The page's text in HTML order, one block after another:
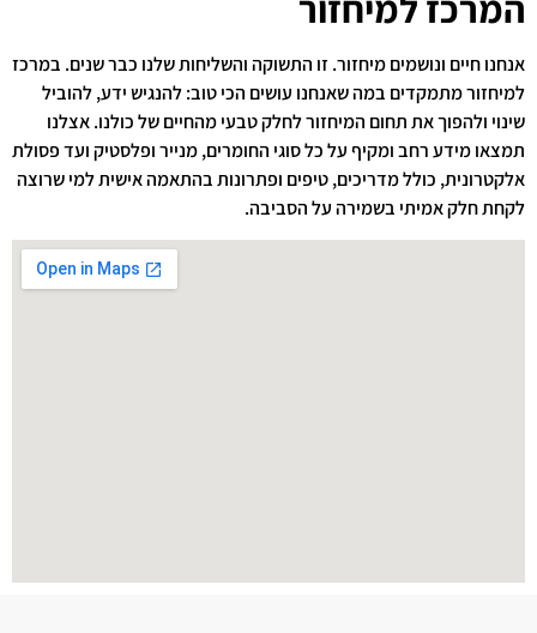
אנחנו חיים ונושמים מיחזור. זו התשוקה והשליחות שלנו כבר שנים. במרכז
למיחזור מתמקדים במה שאנחנו עושים הכי טוב: להנגיש ידע, להוביל
שינוי ולהפוך את תחום המיחזור לחלק טבעי מהחיים של כולנו. אצלנו
תמצאו מידע רחב ומקיף על כל סוגי החומרים, מנייר ופלסטיק ועד פסולת
אלקטרונית, כולל מדריכים, טיפים ופתרונות בהתאמה אישית למי שרוצה
לקחת חלק אמיתי בשמירה על הסביבה.